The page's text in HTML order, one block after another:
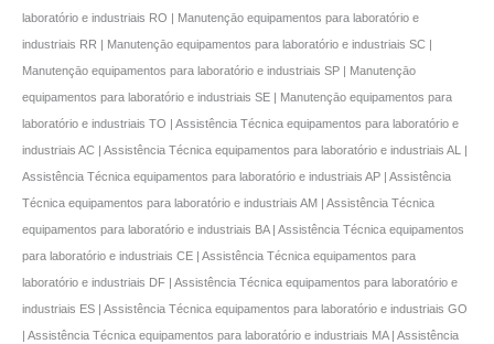
laboratório e industriais RO | Manutençāo equipamentos para laboratório e
industriais RR | Manutençāo equipamentos para laboratório e industriais SC |
Manutençāo equipamentos para laboratório e industriais SP | Manutençāo
equipamentos para laboratório e industriais SE | Manutençāo equipamentos para
laboratório e industriais TO | Assistência Técnica equipamentos para laboratório e
industriais AC | Assistência Técnica equipamentos para laboratório e industriais AL |
Assistência Técnica equipamentos para laboratório e industriais AP | Assistência
Técnica equipamentos para laboratório e industriais AM | Assistência Técnica
equipamentos para laboratório e industriais BA | Assistência Técnica equipamentos
para laboratório e industriais CE | Assistência Técnica equipamentos para
laboratório e industriais DF | Assistência Técnica equipamentos para laboratório e
industriais ES | Assistência Técnica equipamentos para laboratório e industriais GO
| Assistência Técnica equipamentos para laboratório e industriais MA | Assistência